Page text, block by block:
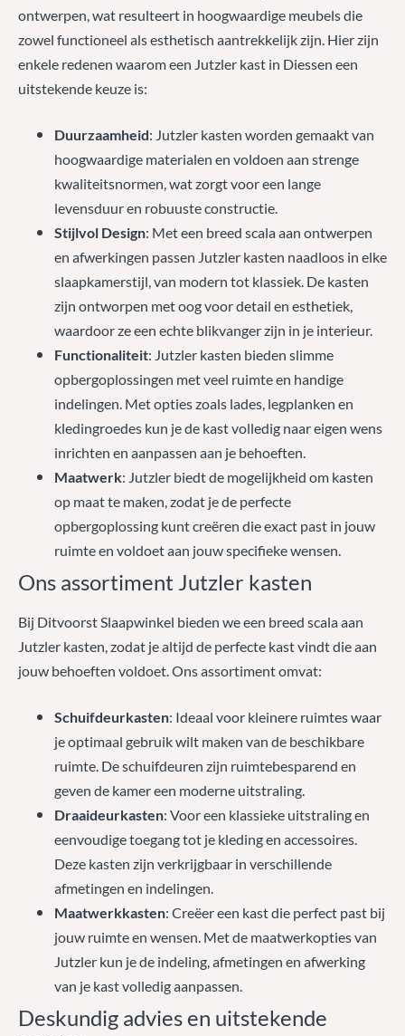
ontwerpen, wat resulteert in hoogwaardige meubels die
zowel functioneel als esthetisch aantrekkelijk zijn. Hier zijn
enkele redenen waarom een Jutzler kast in Diessen een
uitstekende keuze is:
Duurzaamheid: Jutzler kasten worden gemaakt van
hoogwaardige materialen en voldoen aan strenge
kwaliteitsnormen, wat zorgt voor een lange
levensduur en robuuste constructie.
Stijlvol Design: Met een breed scala aan ontwerpen
en afwerkingen passen Jutzler kasten naadloos in elke
slaapkamerstijl, van modern tot klassiek. De kasten
zijn ontworpen met oog voor detail en esthetiek,
waardoor ze een echte blikvanger zijn in je interieur.
Functionaliteit: Jutzler kasten bieden slimme
opbergoplossingen met veel ruimte en handige
indelingen. Met opties zoals lades, legplanken en
kledingroedes kun je de kast volledig naar eigen wens
inrichten en aanpassen aan je behoeften.
Maatwerk: Jutzler biedt de mogelijkheid om kasten
op maat te maken, zodat je de perfecte
opbergoplossing kunt creëren die exact past in jouw
ruimte en voldoet aan jouw specifieke wensen.
Ons assortiment Jutzler kasten
Bij Ditvoorst Slaapwinkel bieden we een breed scala aan
Jutzler kasten, zodat je altijd de perfecte kast vindt die aan
jouw behoeften voldoet. Ons assortiment omvat:
Schuifdeurkasten: Ideaal voor kleinere ruimtes waar
je optimaal gebruik wilt maken van de beschikbare
ruimte. De schuifdeuren zijn ruimtebesparend en
geven de kamer een moderne uitstraling.
Draaideurkasten: Voor een klassieke uitstraling en
eenvoudige toegang tot je kleding en accessoires.
Deze kasten zijn verkrijgbaar in verschillende
afmetingen en indelingen.
Maatwerkkasten: Creëer een kast die perfect past bij
jouw ruimte en wensen. Met de maatwerkopties van
Jutzler kun je de indeling, afmetingen en afwerking
van je kast volledig aanpassen.
Deskundig advies en uitstekende